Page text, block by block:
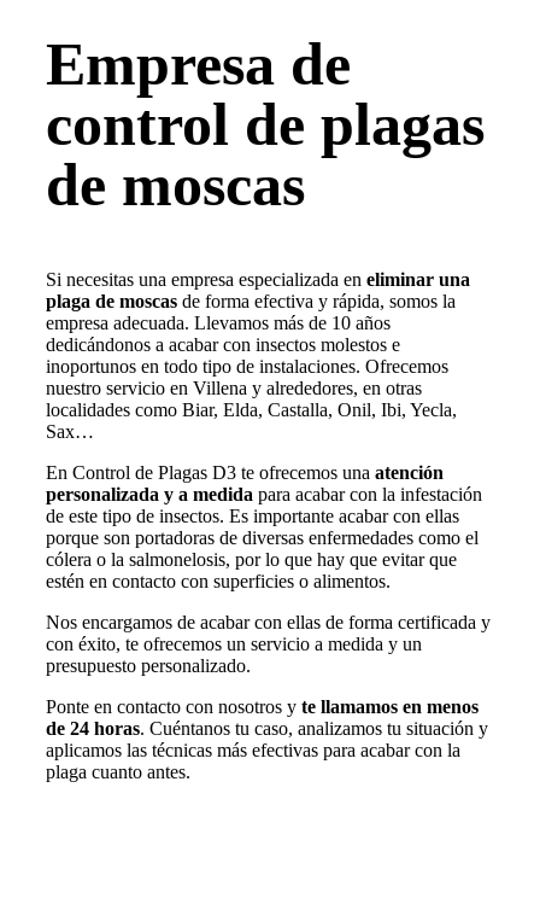
Empresa de
control de plagas
de moscas
Si necesitas una empresa especializada en eliminar una
plaga de moscas de forma efectiva y rápida, somos la
empresa adecuada. Llevamos más de 10 años
dedicándonos a acabar con insectos molestos e
inoportunos en todo tipo de instalaciones. Ofrecemos
nuestro servicio en Villena y alrededores, en otras
localidades como Biar, Elda, Castalla, Onil, Ibi, Yecla,
Sax…
En Control de Plagas D3 te ofrecemos una atención
personalizada y a medida para acabar con la infestación
de este tipo de insectos. Es importante acabar con ellas
porque son portadoras de diversas enfermedades como el
cólera o la salmonelosis, por lo que hay que evitar que
estén en contacto con superficies o alimentos.
Nos encargamos de acabar con ellas de forma certificada y
con éxito, te ofrecemos un servicio a medida y un
presupuesto personalizado.
Ponte en contacto con nosotros y te llamamos en menos
de 24 horas. Cuéntanos tu caso, analizamos tu situación y
aplicamos las técnicas más efectivas para acabar con la
plaga cuanto antes.